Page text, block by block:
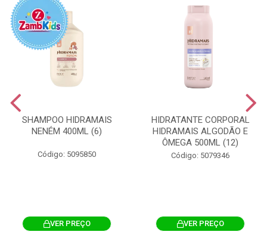
SHAMPOO HIDRAMAIS
NENÉM 400ML (6)
Código: 5095850
VER PREÇO
HIDRATANTE CORPORAL
HIDRAMAIS ALGODÃO E
ÔMEGA 500ML (12)
Código: 5079346
VER PREÇO